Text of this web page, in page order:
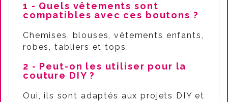
1 - Quels vêtements sont
compatibles avec ces boutons ?
Chemises, blouses, vêtements enfants,
robes, tabliers et tops.
2 - Peut-on les utiliser pour la
couture DIY ?
Oui, ils sont adaptés aux projets DIY et